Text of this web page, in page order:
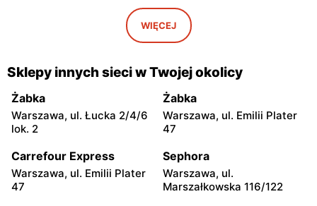
Katowice al. Walentego
Agata
Kraków, ul. Zakopiańska 70
Agata
Gliwice, ul. Pszczyńska 215
Agata
Poznań, ul. Haliny
Konopackiej 18
Agata Agata
Agata
Nowy Sącz, ul. Jeremiego
Agata
Wrocław, ul. Paprotna 12
WIĘCEJ
Sklepy innych sieci w Twojej okolicy
Żabka
Warszawa, ul. Łucka 2/4/6
lok. 2
Żabka
Warszawa, ul. Emilii Plater
47
Carrefour Express
Warszawa, ul. Emilii Plater
47
Sephora
Warszawa, ul.
Marszałkowska 116/122